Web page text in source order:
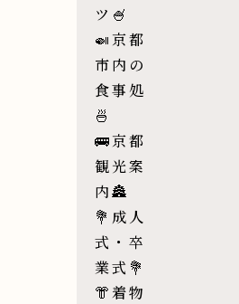
ツ🍧
🍛京都
市内の
食事処
🍜
🚌京都
観光案
内🏯
💐成人
式・卒
業式💐
👘着物